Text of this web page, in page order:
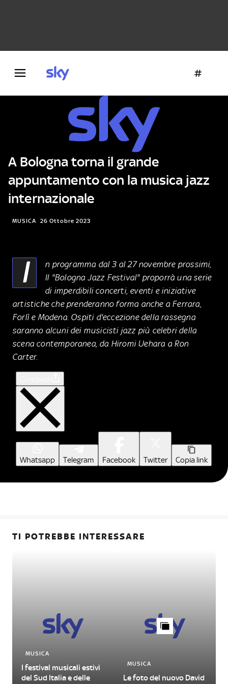
A Bologna torna il grande
appuntamento con la musica jazz
internazionale
MUSICA 26 Ottobre 2023
I
n programma dal 3 al 27 novembre prossimi,
Il "Bologna Jazz Festival" proporrà una serie
di imperdibili concerti, eventi e iniziative
artistiche che prenderanno forma anche a Ferrara,
Forlì e Modena. Ospiti d'eccezione della rassegna
saranno alcuni dei musicisti jazz più celebri della
scena contemporanea, da Hiromi Uehara a Ron
Carter.
Whatsapp Telegram Facebook Twitter Copia link
TI POTREBBE INTERESSARE
MUSICA
I festival musicali estivi
del Sud Italia e delle
MUSICA
Le foto del nuovo David